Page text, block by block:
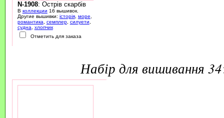
N-1908: Острів скарбів
В коллекции 16 вышивок.
Другие вышивки: історія, море
романтика
семплер, силуети
судна
хлопчик
Отметить для заказа
набір для вишивання